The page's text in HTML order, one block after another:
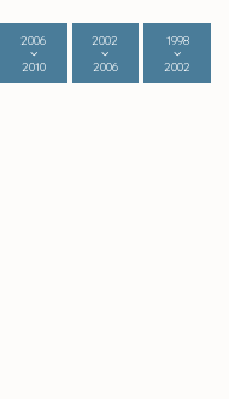
2006
2010
2002
2006
1998
2002